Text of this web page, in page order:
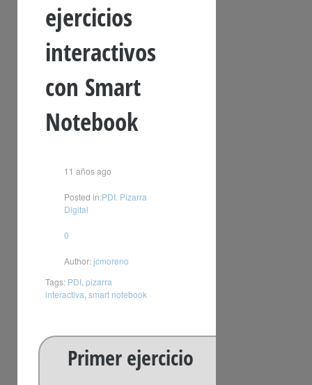
ejercicios
interactivos
con Smart
Notebook
11 años ago
Posted in:PDI. Pizarra
Digital
0
Author:jcmoreno
Tags: PDI pizarra
interactiva smart notebook
Primer ejercicio